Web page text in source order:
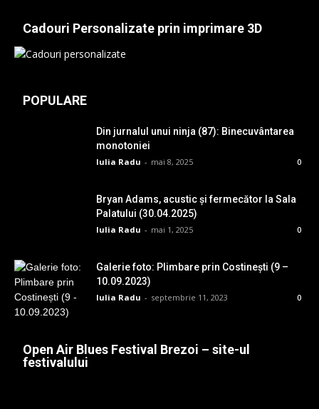
Cadouri Personalizate prin imprimare 3D
POPULARE
Din jurnalul unui ninja (87): Binecuvântarea
monotoniei
Iulia Radu - mai 8, 2025 0
Bryan Adams, acustic și fermecător la Sala
Palatului (30.04.2025)
Iulia Radu - mai 1, 2025 0
Galerie foto: Plimbare prin Costinești (9 –
10.09.2023)
Iulia Radu - septembrie 11, 2023 0
Open Air Blues Festival Brezoi – site-ul
festivalului